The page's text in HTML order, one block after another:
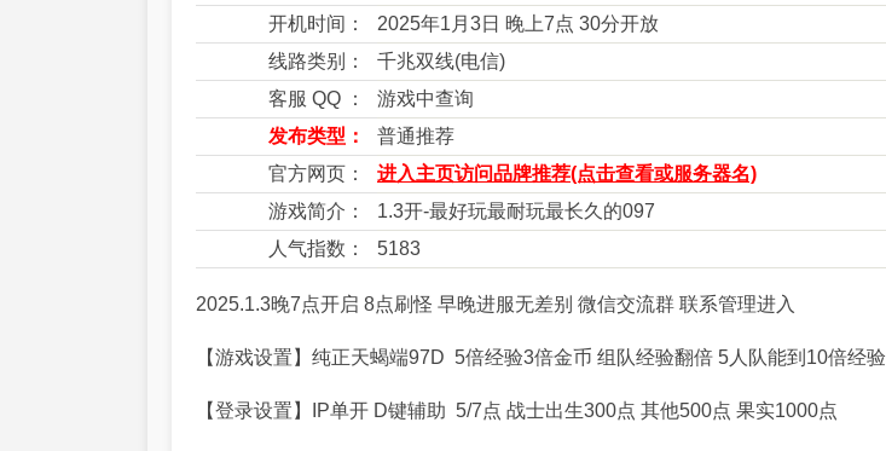
开机时间：
2025年1月3日 晚上7点 30分开放
线路类别：
千兆双线(电信)
客服 QQ ：
游戏中查询
发布类型：
普通推荐
官方网页：
进入主页访问品牌推荐(点击查看或服务器名)
游戏简介：
1.3开-最好玩最耐玩最长久的097
人气指数：
5183
2025.1.3晚7点开启 8点刷怪 早晚进服无差别 微信交流群 联系管理进入
【游戏设置】纯正天蝎端97D 5倍经验3倍金币 组队经验翻倍 5人队能到10倍经验
【登录设置】IP单开 D键辅助 5/7点 战士出生300点 其他500点 果实1000点